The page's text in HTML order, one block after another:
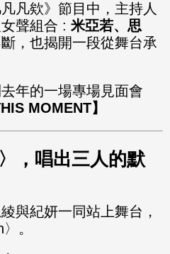
凡欸》節目中，主持人
聲組合 : 米亞若、思
，也揭開一段從舞台承
年的一場專場見面會
MOMENT】
，唱出三人的默
與紀妍一同站上舞台，
。